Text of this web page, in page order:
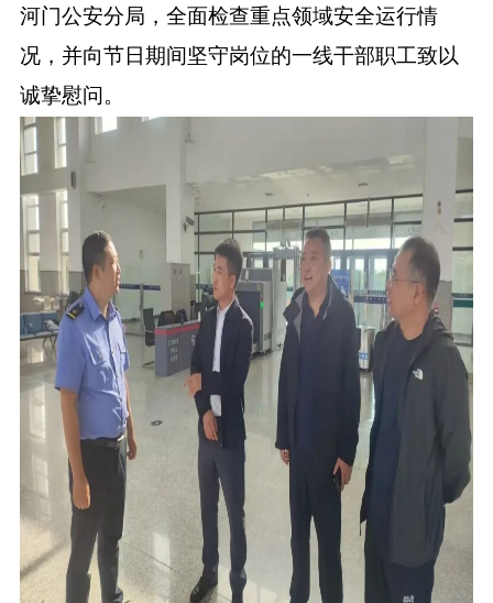
河门公安分局，全面检查重点领域安全运行情
况，并向节日期间坚守岗位的一线干部职工致以
诚挚慰问。